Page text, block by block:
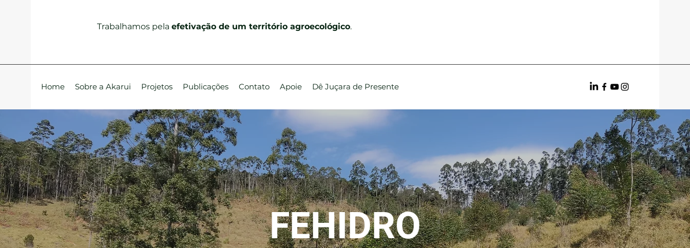
Trabalhamos pela efetivação de um território agroecológico.
Home Sobre a Akarui Projetos Publicações Contato Apoie Dê Juçara de Presente
FEHIDRO